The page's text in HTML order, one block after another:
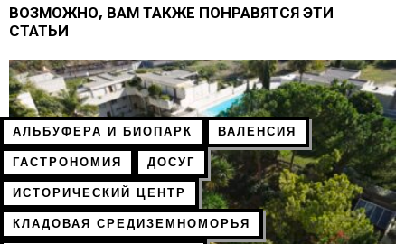
ВОЗМОЖНО, ВАМ ТАКЖЕ ПОНРАВЯТСЯ ЭТИ
СТАТЬИ
АЛЬБУФЕРА И БИОПАРК ВАЛЕНСИЯ
ГАСТРОНОМИЯ ДОСУГ
ИСТОРИЧЕСКИЙ ЦЕНТР
КЛАДОВАЯ СРЕДИЗЕМНОМОРЬЯ